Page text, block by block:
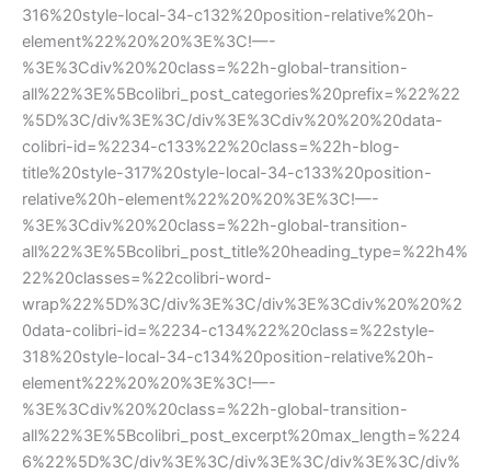
316%20style-local-34-c132%20position-relative%20h-
element%22%20%20%3E%3C!—-
%3E%3Cdiv%20%20class=%22h-global-transition-
all%22%3E%5Bcolibri_post_categories%20prefix=%22%22
%5D%3C/div%3E%3C/div%3E%3Cdiv%20%20%20data-
colibri-id=%2234-c133%22%20class=%22h-blog-
title%20style-317%20style-local-34-c133%20position-
relative%20h-element%22%20%20%3E%3C!—-
%3E%3Cdiv%20%20class=%22h-global-transition-
all%22%3E%5Bcolibri_post_title%20heading_type=%22h4%
22%20classes=%22colibri-word-
wrap%22%5D%3C/div%3E%3C/div%3E%3Cdiv%20%20%2
0data-colibri-id=%2234-c134%22%20class=%22style-
318%20style-local-34-c134%20position-relative%20h-
element%22%20%20%3E%3C!—-
%3E%3Cdiv%20%20class=%22h-global-transition-
all%22%3E%5Bcolibri_post_excerpt%20max_length=%224
6%22%5D%3C/div%3E%3C/div%3E%3C/div%3E%3C/div%